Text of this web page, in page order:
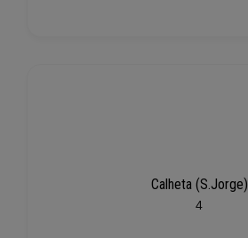
Calheta (S.Jorge)
4